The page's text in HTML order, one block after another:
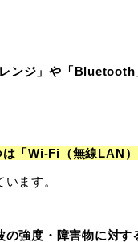
レンジ」や「Bluetooth
「Wi-Fi（無線LAN
ます。
の強度・障害物に対